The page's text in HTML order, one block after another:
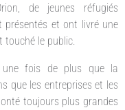
de jeunes réfugiés
présentés et ont livré une
touché le public.
une fois de plus que la
que les entreprises et les
toujours plus grandes